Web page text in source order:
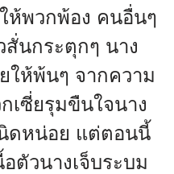
ห้พวกพ้อง คนอื่นๆ
นกระตุกๆ นาง
ให้พ้นๆ จากความ
ซี่ยรุมขืนใจนาง
ดหน่อย แต่ตอนนี้
ตัวนางเจ็บระบม